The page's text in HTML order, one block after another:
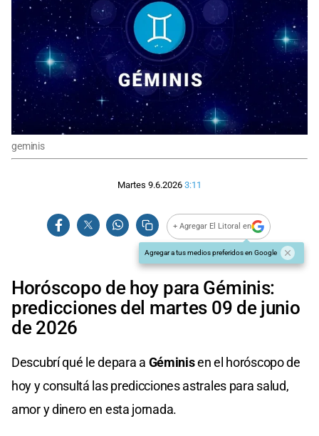
geminis
Martes 9.6.2026 3:11
+ Agregar El Litoral en
Agregar a tus medios preferidos en Google
Horóscopo de hoy para Géminis:
predicciones del martes 09 de junio
de 2026
Descubrí qué le depara a Géminisen el horóscopo de
hoy y consultá las predicciones astrales para salud,
amor y dinero en esta jornada.